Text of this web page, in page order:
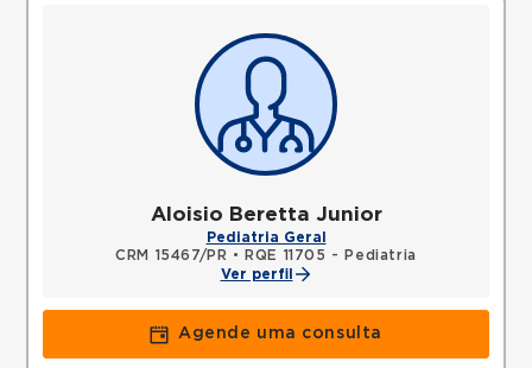
Aloisio Beretta Junior
Pediatria Geral
CRM 15467/PR •
RQE 11705 - Pediatria
Ver perfil
Agende uma consulta